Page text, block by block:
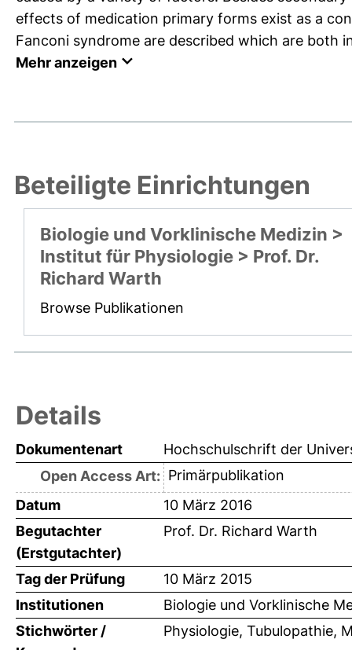
effects of medication primary forms exist as a
Fanconi syndrome are described which are both
Mehr anzeigen
Beteiligte Einrichtungen
Biologie und Vorklinische Medizin >
Institut für Physiologie > Prof. Dr.
Richard Warth
Browse Publikationen
Details
Dokumentenart
Hochschulschrift der
Open Access Art: Primärpublikation
Datum
10 März 2016
Begutachter
(Erstgutachter)
Prof. Dr. Richard Warth
Tag der Prüfung
10 März 2015
Institutionen
Biologie und Vorklinische
Stichwörter /
Physiologie, Tubulopathie,